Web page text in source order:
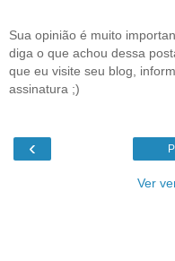
Sua opinião é muito
diga o que achou dessa
que eu visite seu blog,
assinatura ;)
‹
Ver